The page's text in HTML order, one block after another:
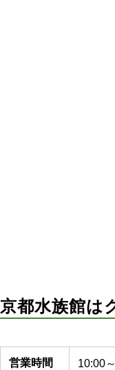
京都水族館は
営業時間 10:00